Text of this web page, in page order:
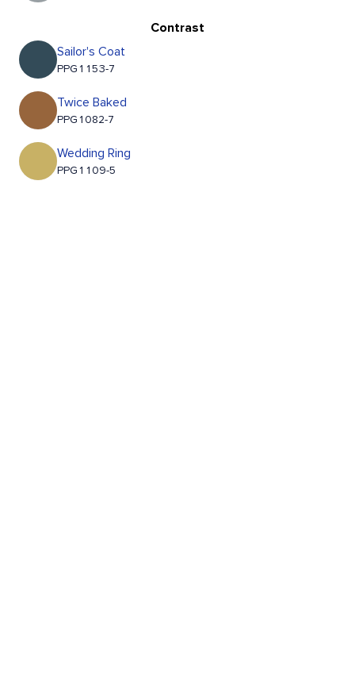
Contrast
Sailor's Coat
PPG1153-7
Twice Baked
PPG1082-7
Wedding Ring
PPG1109-5